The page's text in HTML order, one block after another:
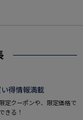
得情報満載
定クーポンや、限定価格で
きる！